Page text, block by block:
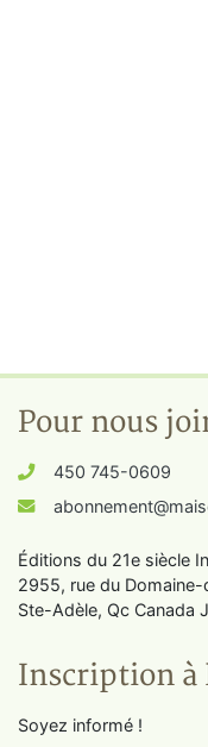
Pour nous
450 745-0609
Éditions du 21e siècle
2955, rue du
Ste-Adèle, Qc Canada
Inscription
Soyez informé !